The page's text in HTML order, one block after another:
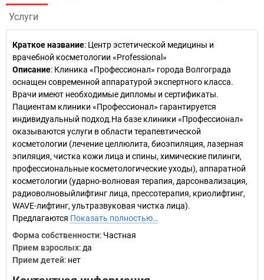
Услуги
Краткое название: Центр эстетической медицины и
врачебной косметологии «Professional»
Описание: Клиника «Профессионал» города Волгограда
оснащен современной аппаратурой экспертного класса.
Врачи имеют необходимые дипломы и сертификаты.
Пациентам клиники «Профессионал» гарантируется
индивидуальный подход.На базе клиники «Профессионал»
оказываются услуги в области терапевтической
косметологии (лечение целлюлита, биоэпиляция, лазерная
эпиляция, чистка кожи лица и спины, химические пилинги,
профессиональные косметологические уходы), аппаратной
косметологии (ударно-волновая терапия, дарсонвализация,
радиоволновыйлифтинг лица, прессотерапия, криолифтинг,
WAVE-лифтинг, ультразвуковая чистка лица).
Предлагаются Показать полностью…
Форма собственности: Частная
Прием взрослых: да
Прием детей: нет